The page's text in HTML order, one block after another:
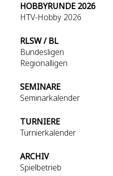
HOBBYRUNDE 2026
HTV-Hobby 2026
RLSW / BL
Bundesligen
Regionalligen
SEMINARE
Seminarkalender
TURNIERE
Turnierkalender
ARCHIV
Spielbetrieb